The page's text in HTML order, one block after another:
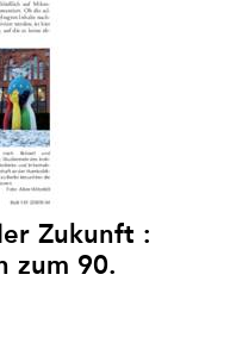
Zukunft :
zum 90.